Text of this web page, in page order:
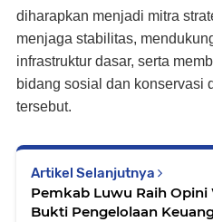
diharapkan menjadi mitra
menjaga stabilitas,
infrastruktur dasar, serta
bidang sosial dan konservasi
tersebut.
Artikel Selanjutnya
Pemkab Luwu Raih Opini
Bukti Pengelolaan